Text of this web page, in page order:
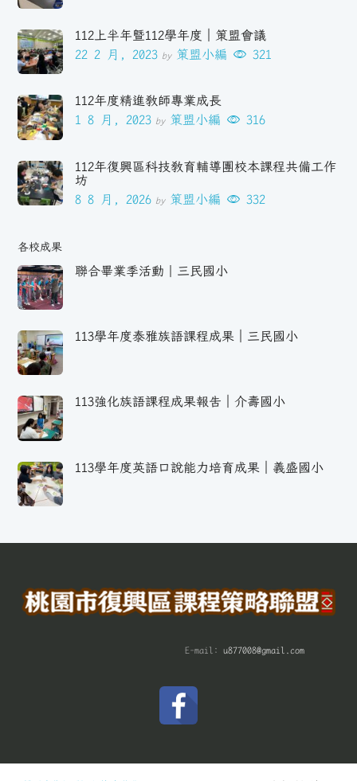
112上半年暨112學年度｜策盟會議
22 2 月, 2023 by 策盟小編 321
112年度精進教師專業成長
1 8 月, 2023 by 策盟小編 316
112年復興區科技教育輔導團校本課程共備工作
坊
8 8 月, 2026 by 策盟小編 332
各校成果
聯合畢業季活動｜三民國小
113學年度泰雅族語課程成果｜三民國小
113強化族語課程成果報告｜介壽國小
113學年度英語口說能力培育成果｜義盛國小
E-mail:u877008@gmail.com